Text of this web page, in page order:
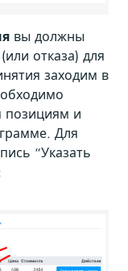
вы должны
отказа) для
заходим в
позициям и
Для
“Указать